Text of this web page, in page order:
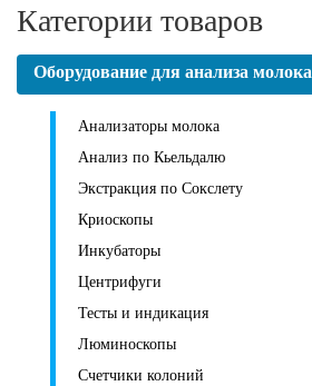
Категории товаров
Оборудование для анализа молока
Анализаторы молока
Анализ по Кьельдалю
Экстракция по Сокслету
Криоскопы
Инкубаторы
Центрифуги
Тесты и индикация
Люминоскопы
Счетчики колоний